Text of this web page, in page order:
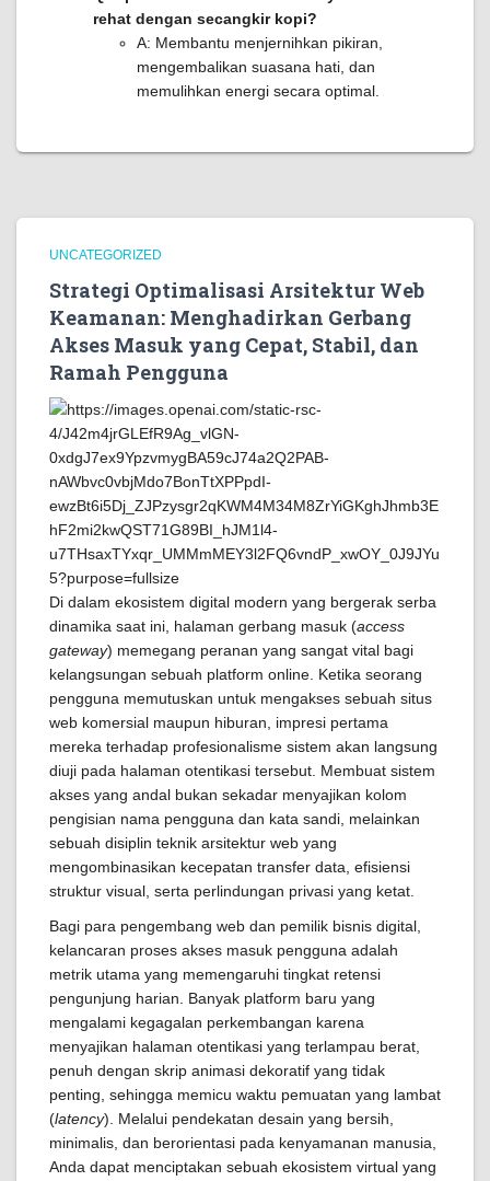
rehat dengan secangkir kopi?
A: Membantu menjernihkan pikiran,
mengembalikan suasana hati, dan
memulihkan energi secara optimal.
UNCATEGORIZED
Strategi Optimalisasi Arsitektur Web
Keamanan: Menghadirkan Gerbang
Akses Masuk yang Cepat, Stabil, dan
Ramah Pengguna
Di dalam ekosistem digital modern yang bergerak serba
dinamika saat ini, halaman gerbang masuk (access
gateway) memegang peranan yang sangat vital bagi
kelangsungan sebuah platform online. Ketika seorang
pengguna memutuskan untuk mengakses sebuah situs
web komersial maupun hiburan, impresi pertama
mereka terhadap profesionalisme sistem akan langsung
diuji pada halaman otentikasi tersebut. Membuat sistem
akses yang andal bukan sekadar menyajikan kolom
pengisian nama pengguna dan kata sandi, melainkan
sebuah disiplin teknik arsitektur web yang
mengombinasikan kecepatan transfer data, efisiensi
struktur visual, serta perlindungan privasi yang ketat.
Bagi para pengembang web dan pemilik bisnis digital,
kelancaran proses akses masuk pengguna adalah
metrik utama yang memengaruhi tingkat retensi
pengunjung harian. Banyak platform baru yang
mengalami kegagalan perkembangan karena
menyajikan halaman otentikasi yang terlampau berat,
penuh dengan skrip animasi dekoratif yang tidak
penting, sehingga memicu waktu pemuatan yang lambat
(latency). Melalui pendekatan desain yang bersih,
minimalis, dan berorientasi pada kenyamanan manusia,
Anda dapat menciptakan sebuah ekosistem virtual yang